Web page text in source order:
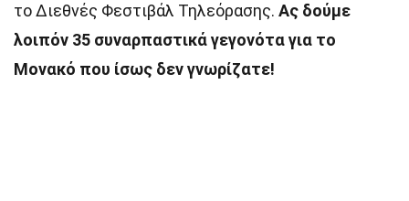
το Διεθνές Φεστιβάλ Τηλεόρασης. Ας δούμε
λοιπόν 35 συναρπαστικά γεγονότα για το
Μονακό που ίσως δεν γνωρίζατε!